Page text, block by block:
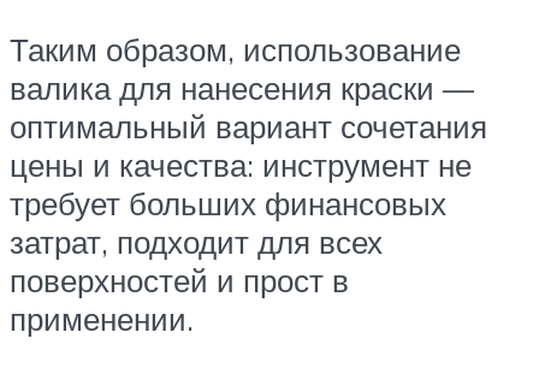
Таким образом, использование
валика для нанесения краски —
оптимальный вариант сочетания
цены и качества: инструмент не
требует больших финансовых
затрат, подходит для всех
поверхностей и прост в
применении.